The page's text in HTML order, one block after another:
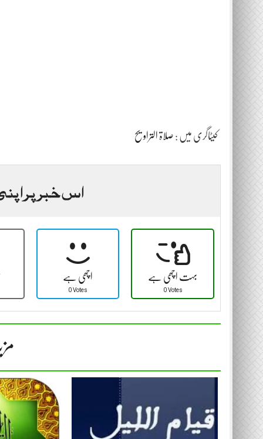
کیٹاگری میں : صلاۃ التراویح
اس خبر پر
اچھی ہے
0 Votes
بہت اچھی ہے
0 Votes